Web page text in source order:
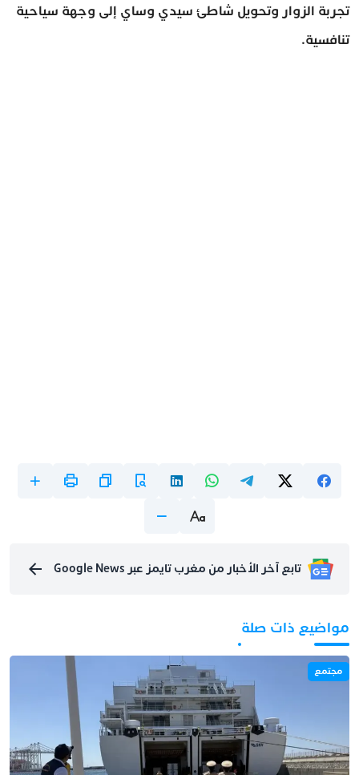
تجربة الزوار وتحويل شاطئ سيدي وساي إلى وجهة سياحية
تنافسية.
تابع آخر الأخبار من مغرب تايمز عبر Google News
مواضيع ذات صلة
مجتمع